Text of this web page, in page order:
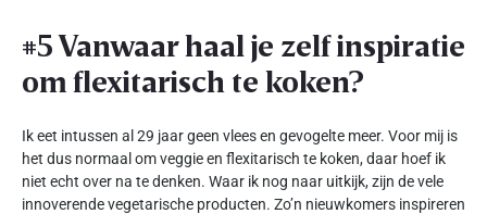
#5 Vanwaar haal je zelf inspiratie
om flexitarisch te koken?
Ik eet intussen al 29 jaar geen vlees en gevogelte meer. Voor mij is
het dus normaal om veggie en flexitarisch te koken, daar hoef ik
niet echt over na te denken. Waar ik nog naar uitkijk, zijn de vele
innoverende vegetarische producten. Zo’n nieuwkomers inspireren